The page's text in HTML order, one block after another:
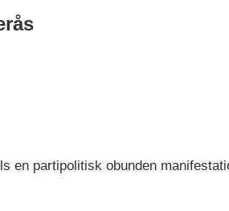
en partipolitisk obunden